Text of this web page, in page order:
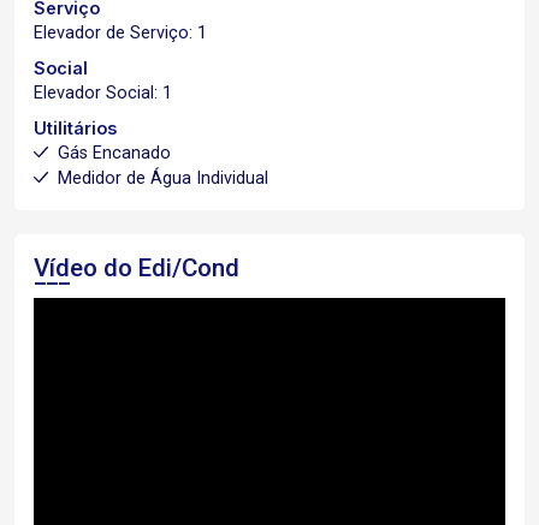
Serviço
Elevador de Serviço: 1
Social
Elevador Social: 1
Utilitários
Gás Encanado
Medidor de Água Individual
Vídeo do Edi/Cond